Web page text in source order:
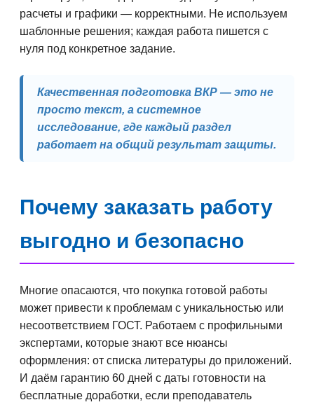
расчеты и графики — корректными. Не используем
шаблонные решения; каждая работа пишется с
нуля под конкретное задание.
Качественная подготовка ВКР — это не
просто текст, а системное
исследование, где каждый раздел
работает на общий результат защиты.
Почему заказать работу
выгодно и безопасно
Многие опасаются, что покупка готовой работы
может привести к проблемам с уникальностью или
несоответствием ГОСТ. Работаем с профильными
экспертами, которые знают все нюансы
оформления: от списка литературы до приложений.
И даём гарантию 60 дней с даты готовности на
бесплатные доработки, если преподаватель